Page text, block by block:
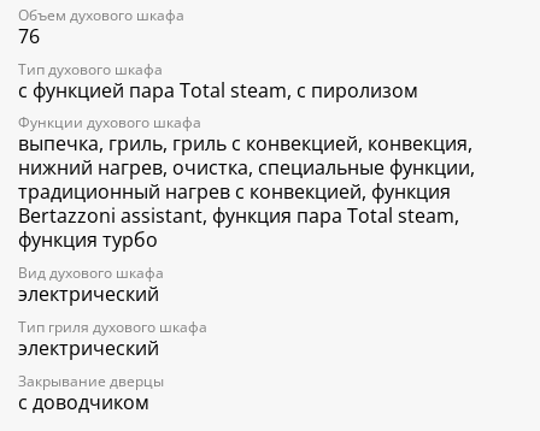
Объем духового шкафа
76
Тип духового шкафа
с функцией пара Total steam, с пиролизом
Функции духового шкафа
выпечка, гриль, гриль с конвекцией, конвекция,
нижний нагрев, очистка, специальные функции,
традиционный нагрев с конвекцией, функция
Bertazzoni assistant, функция пара Total steam,
функция турбо
Вид духового шкафа
электрический
Тип гриля духового шкафа
электрический
Закрывание дверцы
с доводчиком